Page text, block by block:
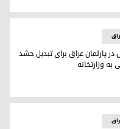
شعبی به وزارتخانه
پارلمان عراق برای تبدیل حشد
وزارتخانه